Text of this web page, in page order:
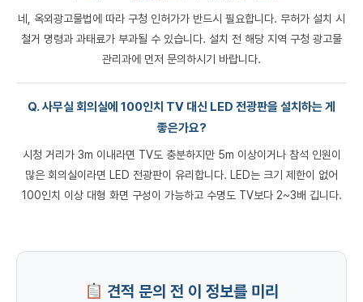
네, 옥외광고물법에 따라 구청 인허가가 반드시 필요합니다. 무허가 설치 시
철거 명령과 과태료가 부과될 수 있습니다. 설치 전 해당 지역 구청 광고물
관리과에 먼저 문의하시기 바랍니다.
Q. 사무실 회의실에 100인치 TV 대신 LED 전광판을 설치하는 게
좋은가요?
시청 거리가 3m 이내라면 TV도 충분하지만 5m 이상이거나 참석 인원이
많은 회의실이라면 LED 전광판이 유리합니다. LED는 크기 제한이 없어
100인치 이상 대형 화면 구성이 가능하고 수명도 TV보다 2~3배 깁니다.
견적 문의 전 이 정보를 미리